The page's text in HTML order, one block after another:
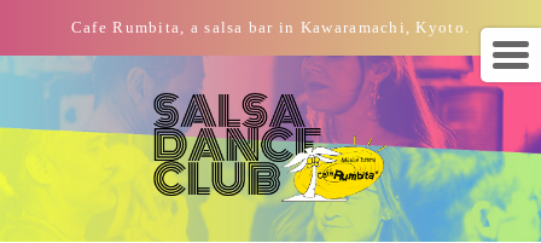
Cafe Rumbita, a salsa bar in Kawaramachi, Kyoto.